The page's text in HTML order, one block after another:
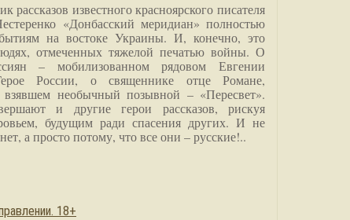
рассказов известного красноярского писателя
«Донбасский меридиан» полностью
на востоке Украины. И, конечно, это
отмеченных тяжелой печатью войны. О
– мобилизованном рядовом Евгении
России, о священнике отце Романе,
взявшем необычный позывной – «Пересвет».
и другие герои рассказов, рискуя
будущим ради спасения других. И не
а просто потому, что все они – русские!..
18+